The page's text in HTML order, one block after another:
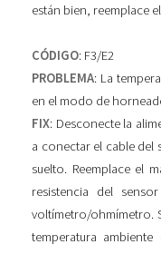
están bien, reemplace
CÓDIGO: F3/E2
PROBLEMA: La
en el modo de
FIX: Desconecte la
a conectar el cable del
suelto. Reemplace el
resistencia del
voltímetro/ohmímetro.
temperatura